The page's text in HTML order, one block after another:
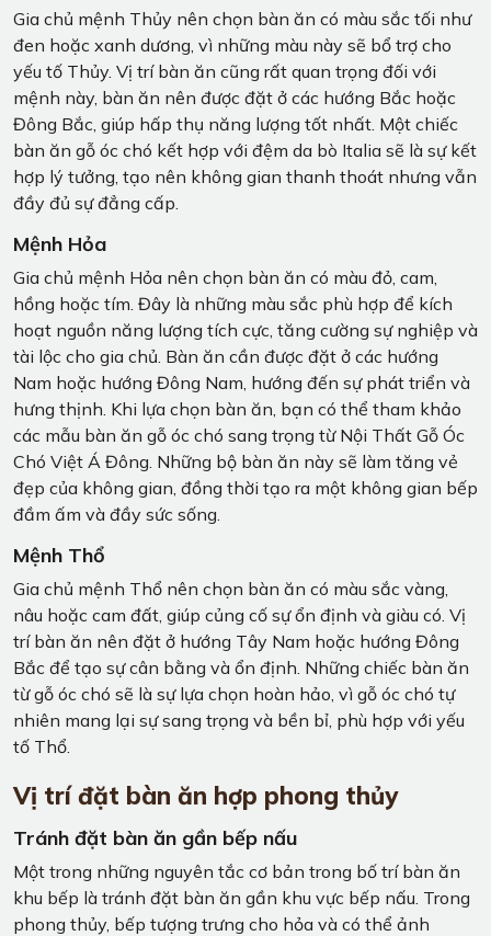
Gia chủ mệnh Thủy nên chọn bàn ăn có màu sắc tối như
đen hoặc xanh dương, vì những màu này sẽ bổ trợ cho
yếu tố Thủy. Vị trí bàn ăn cũng rất quan trọng đối với
mệnh này, bàn ăn nên được đặt ở các hướng Bắc hoặc
Đông Bắc, giúp hấp thụ năng lượng tốt nhất. Một chiếc
bàn ăn gỗ óc chó kết hợp với đệm da bò Italia sẽ là sự kết
hợp lý tưởng, tạo nên không gian thanh thoát nhưng vẫn
đầy đủ sự đẳng cấp.
Mệnh Hỏa
Gia chủ mệnh Hỏa nên chọn bàn ăn có màu đỏ, cam,
hồng hoặc tím. Đây là những màu sắc phù hợp để kích
hoạt nguồn năng lượng tích cực, tăng cường sự nghiệp và
tài lộc cho gia chủ. Bàn ăn cần được đặt ở các hướng
Nam hoặc hướng Đông Nam, hướng đến sự phát triển và
hưng thịnh. Khi lựa chọn bàn ăn, bạn có thể tham khảo
các mẫu bàn ăn gỗ óc chó sang trọng từ Nội Thất Gỗ Óc
Chó Việt Á Đông. Những bộ bàn ăn này sẽ làm tăng vẻ
đẹp của không gian, đồng thời tạo ra một không gian bếp
đầm ấm và đầy sức sống.
Mệnh Thổ
Gia chủ mệnh Thổ nên chọn bàn ăn có màu sắc vàng,
nâu hoặc cam đất, giúp củng cố sự ổn định và giàu có. Vị
trí bàn ăn nên đặt ở hướng Tây Nam hoặc hướng Đông
Bắc để tạo sự cân bằng và ổn định. Những chiếc bàn ăn
từ gỗ óc chó sẽ là sự lựa chọn hoàn hảo, vì gỗ óc chó tự
nhiên mang lại sự sang trọng và bền bỉ, phù hợp với yếu
tố Thổ.
Vị trí đặt bàn ăn hợp phong thủy
Tránh đặt bàn ăn gần bếp nấu
Một trong những nguyên tắc cơ bản trong bố trí bàn ăn
khu bếp là tránh đặt bàn ăn gần khu vực bếp nấu. Trong
phong thủy, bếp tượng trưng cho hỏa và có thể ảnh